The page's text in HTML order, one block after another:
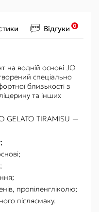
Відгуки 0
на водній основі JO
спеціально
близькості з
та інших
GELATO TIRAMISU —
пропіленгліколю;
післясмаку.